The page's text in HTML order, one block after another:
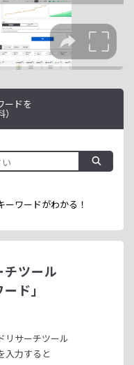
ードを
ーワードがわかる！
ツール
ド」
リサーチツール
入力すると